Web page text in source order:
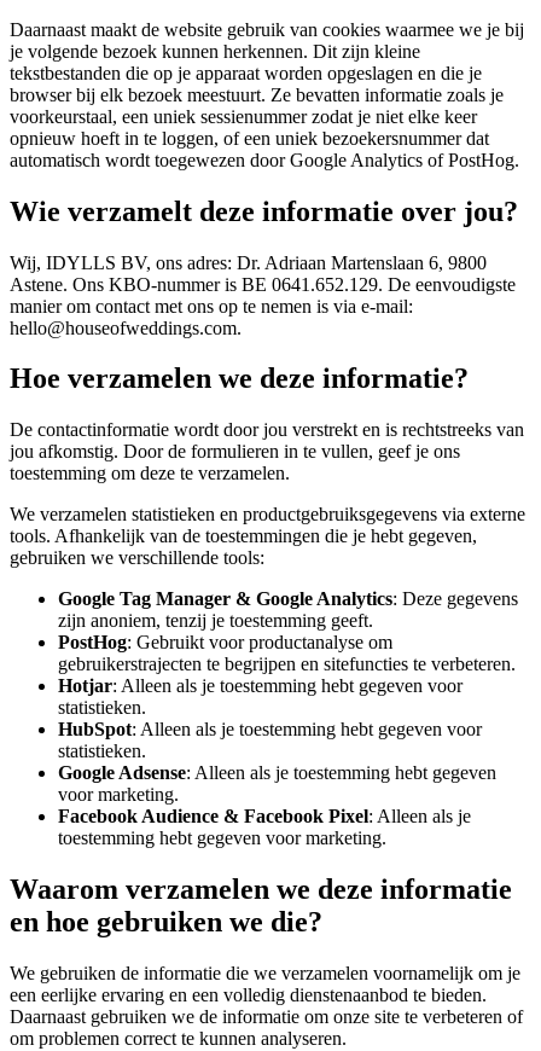
Daarnaast maakt de website gebruik van cookies waarmee we je bij
je volgende bezoek kunnen herkennen. Dit zijn kleine
tekstbestanden die op je apparaat worden opgeslagen en die je
browser bij elk bezoek meestuurt. Ze bevatten informatie zoals je
voorkeurstaal, een uniek sessienummer zodat je niet elke keer
opnieuw hoeft in te loggen, of een uniek bezoekersnummer dat
automatisch wordt toegewezen door Google Analytics of PostHog.
Wie verzamelt deze informatie over jou?
Wij, IDYLLS BV, ons adres: Dr. Adriaan Martenslaan 6, 9800
Astene. Ons KBO-nummer is BE 0641.652.129. De eenvoudigste
manier om contact met ons op te nemen is via e-mail:
hello@houseofweddings.com.
Hoe verzamelen we deze informatie?
De contactinformatie wordt door jou verstrekt en is rechtstreeks van
jou afkomstig. Door de formulieren in te vullen, geef je ons
toestemming om deze te verzamelen.
We verzamelen statistieken en productgebruiksgegevens via externe
tools. Afhankelijk van de toestemmingen die je hebt gegeven,
gebruiken we verschillende tools:
Google Tag Manager & Google Analytics: Deze gegevens
zijn anoniem, tenzij je toestemming geeft.
PostHog: Gebruikt voor productanalyse om
gebruikerstrajecten te begrijpen en sitefuncties te verbeteren.
Hotjar: Alleen als je toestemming hebt gegeven voor
statistieken.
HubSpot: Alleen als je toestemming hebt gegeven voor
statistieken.
Google Adsense: Alleen als je toestemming hebt gegeven
voor marketing.
Facebook Audience & Facebook Pixel: Alleen als je
toestemming hebt gegeven voor marketing.
Waarom verzamelen we deze informatie
en hoe gebruiken we die?
We gebruiken de informatie die we verzamelen voornamelijk om je
een eerlijke ervaring en een volledig dienstenaanbod te bieden.
Daarnaast gebruiken we de informatie om onze site te verbeteren of
om problemen correct te kunnen analyseren.